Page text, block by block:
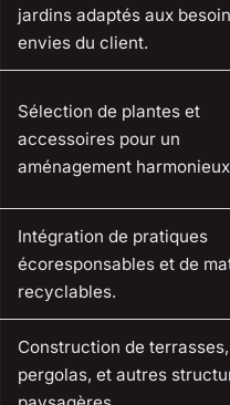
jardins adaptés aux
envies du client.
Sélection de plantes et
accessoires pour un
aménagement
Intégration de pratiques
écoresponsables et de
recyclables.
Construction de terrasses,
pergolas, et autres